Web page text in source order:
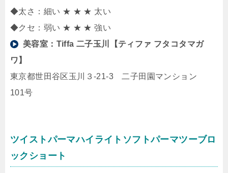
◆太さ：細い ★ ★ ★ 太い
◆クセ：弱い ★ ★ ★ 強い
美容室： Tiffa 二子玉川【ティファ フタコタマガ
ワ】
東京都世田谷区玉川３-21-3 二子田園マンション
101号
ツイストパーマハイライトソフトパーマツーブロ
ックショート